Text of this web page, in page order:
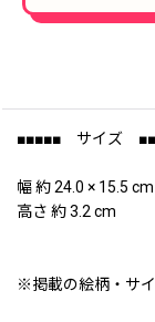
■■■■■ サイズ
幅 約 24.0 × 15.5 cm
高さ 約 3.2 cm
※掲載の絵柄・サイ